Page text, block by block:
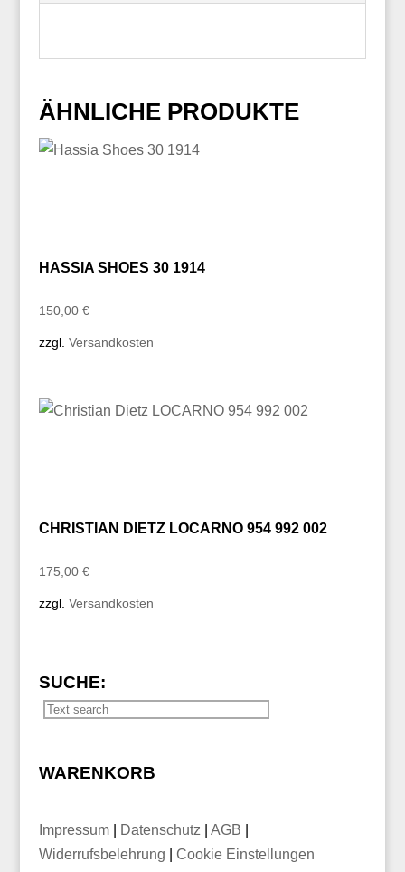
ÄHNLICHE PRODUKTE
HASSIA SHOES 30 1914
150,00 €
zzgl. Versandkosten
CHRISTIAN DIETZ LOCARNO 954 992 002
175,00 €
zzgl. Versandkosten
SUCHE:
WARENKORB
Impressum Datenschutz AGB
Widerrufsbelehrung
Cookie Einstellungen